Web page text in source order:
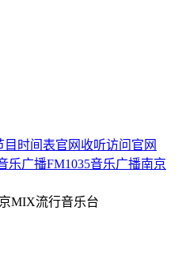
目时间表官网收听访问官网
乐广播FM1035音乐广播南京
MIX流行音乐台